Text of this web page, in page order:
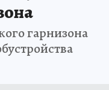
гарнизона